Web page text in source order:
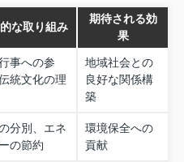
な取り組み
期待される効
果
事への参
統文化の理
地域社会との
良好な関係構
築
分別、エネ
の節約
環境保全への
貢献